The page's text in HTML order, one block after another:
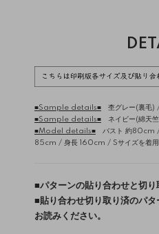
■Sample details■ 杢グレー(裏毛)
■Sample details■ ネイビー(綿天
■Model details■ バスト 約80cm
85cm / 身長 160cm / Sサイズを着用
■パターンの貼り合わせと切り
■ 貼り合わせ切り取り済のパ
お読みください。